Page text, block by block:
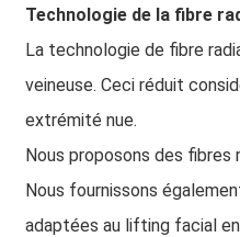
Technologie de la fibre
La technologie de fibre
veineuse. Ceci réduit
extrémité nue.
Nous proposons des fibres
Nous fournissons
adaptées au lifting facial